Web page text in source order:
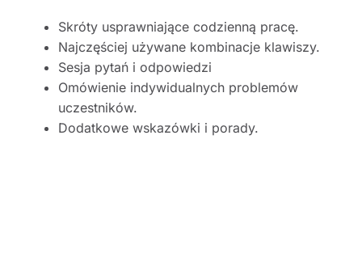
Skróty usprawniające codzienną pracę.
Najczęściej używane kombinacje klawiszy.
Sesja pytań i odpowiedzi
Omówienie indywidualnych problemów
uczestników.
Dodatkowe wskazówki i porady.